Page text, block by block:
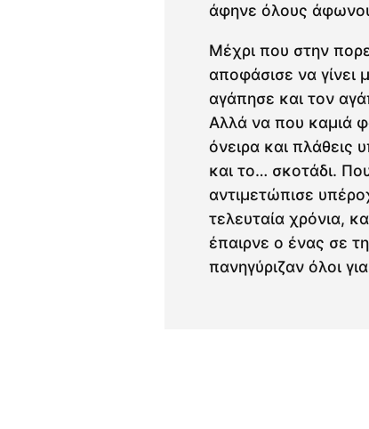
άφηνε όλους
Μέχρι που στην
αποφάσισε να γίνει
αγάπησε και τον
Αλλά να που καμιά
όνειρα και πλάθεις
και το… σκοτάδι.
αντιμετώπισε
τελευταία χρόνια,
έπαιρνε ο ένας σε
πανηγύριζαν όλοι